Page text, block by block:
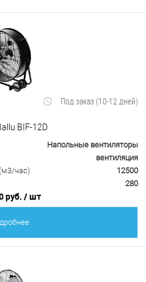
Под заказ (10-12 дней)
BIF-12D
Напольные вентиляторы
вентиляция
час)
12500
280
руб. / шт